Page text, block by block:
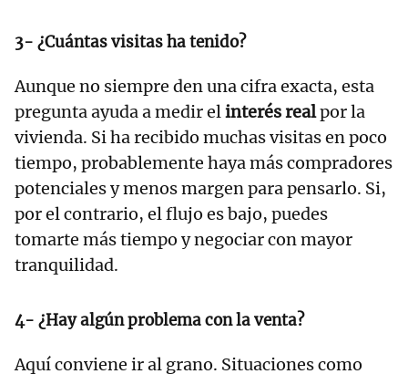
3- ¿Cuántas visitas ha tenido?
Aunque no siempre den una cifra exacta, esta
pregunta ayuda a medir elinterés realpor la
vivienda. Si ha recibido muchas visitas en poco
tiempo, probablemente haya más compradores
potenciales y menos margen para pensarlo. Si,
por el contrario, el flujo es bajo, puedes
tomarte más tiempo y negociar con mayor
tranquilidad.
4- ¿Hay algún problema con la venta?
Aquí conviene ir al grano. Situaciones como